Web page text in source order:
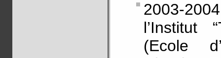
2003-
l’Institut
(Ecole